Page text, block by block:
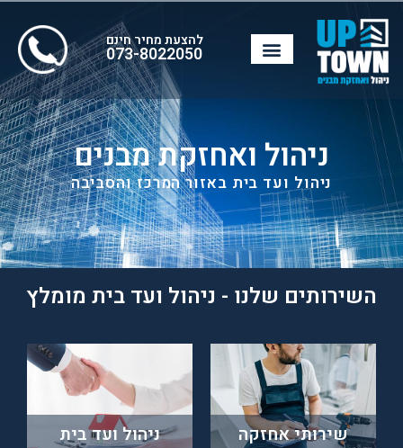
להצעת מחיר חינם
073-8022050
ניהול ואחזקת מבנים
ניהול ועד בית באזור המרכז והסביבה
השירותים שלנו - ניהול ועד בית מומלץ
שירותי אחזקה ניהול ועד בית